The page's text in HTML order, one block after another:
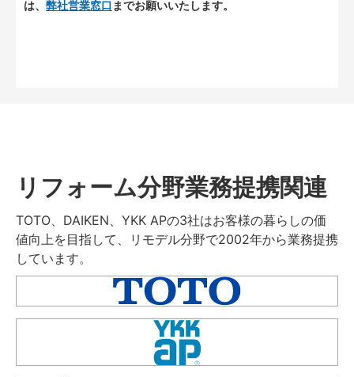
は、 弊社営業窓口 までお願いいたします。
リフォーム分野業務提携関連
TOTO、DAIKEN、YKK APの3社はお客様の暮らしの価
値向上を目指して、リモデル分野で2002年から業務提携
しています。